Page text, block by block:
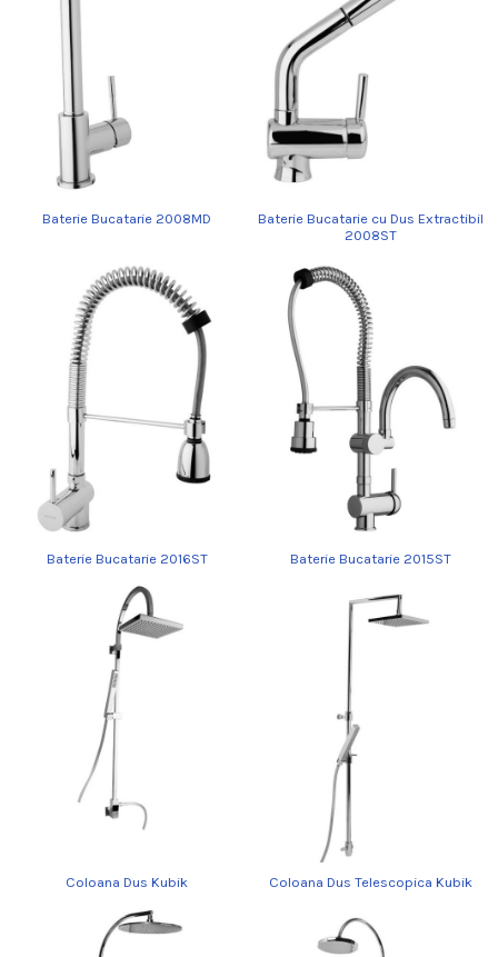
Baterie Bucatarie 2008MD
Baterie Bucatarie cu Dus Extractibil
2008ST
Baterie Bucatarie 2016ST Baterie Bucatarie 2015ST
Coloana Dus Kubik Coloana Dus Telescopica Kubik